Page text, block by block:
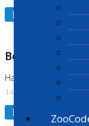
Подробнее
На Нагорной (Код
14.07.2026
Подробнее